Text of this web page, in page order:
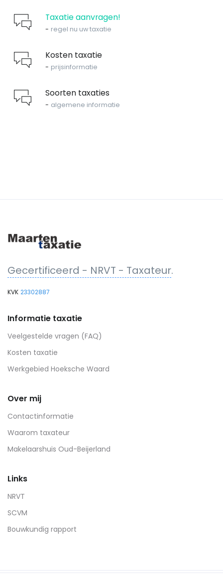
Taxatie aanvragen!
- regel nu uw taxatie
Kosten taxatie
- prijsinformatie
Soorten taxaties
- algemene informatie
Gecertificeerd - NRVT - Taxateur.
KVK 23302887
Informatie taxatie
Veelgestelde vragen (FAQ)
Kosten taxatie
Werkgebied Hoeksche Waard
Over mij
Contactinformatie
Waarom taxateur
Makelaarshuis Oud-Beijerland
Links
NRVT
SCVM
Bouwkundig rapport